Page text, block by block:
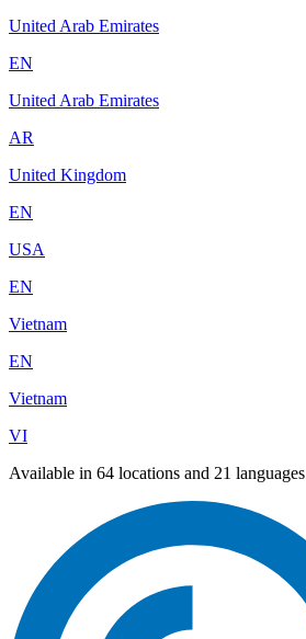
United Arab Emirates
EN
United Arab Emirates
AR
United Kingdom
EN
USA
EN
Vietnam
EN
Vietnam
VI
Available in 64 locations and 21 languages